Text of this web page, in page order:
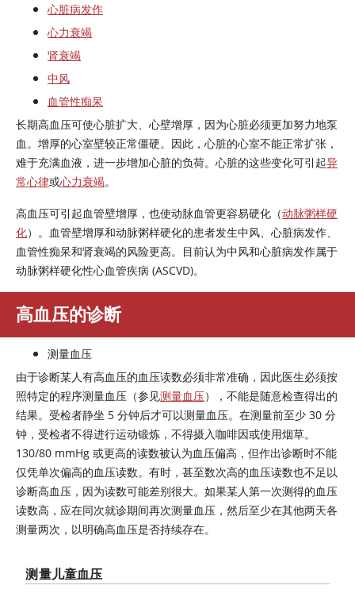
心脏病发作
心力衰竭
肾衰竭
中风
血管性痴呆
长期高血压可使心脏扩大、心壁增厚，因为心脏必须更加努力地泵
血。增厚的心室壁较正常僵硬。因此，心脏的心室不能正常扩张，
难于充满血液，进一步增加心脏的负荷。心脏的这些变化可引起异
常心律或心力衰竭。
高血压可引起血管壁增厚，也使动脉血管更容易硬化（动脉粥样硬
化）。血管壁增厚和动脉粥样硬化的患者发生中风、心脏病发作、
血管性痴呆和肾衰竭的风险更高。目前认为中风和心脏病发作属于
动脉粥样硬化性心血管疾病 (ASCVD)。
高血压的诊断
测量血压
由于诊断某人有高血压的血压读数必须非常准确，因此医生必须按
照特定的程序测量血压（参见测量血压），不能是随意检查得出的
结果。受检者静坐 5 分钟后才可以测量血压。在测量前至少 30 分
钟，受检者不得进行运动锻炼，不得摄入咖啡因或使用烟草。
130/80 mmHg 或更高的读数被认为血压偏高，但作出诊断时不能
仅凭单次偏高的血压读数。有时，甚至数次高的血压读数也不足以
诊断高血压，因为读数可能差别很大。如果某人第一次测得的血压
读数高，应在同次就诊期间再次测量血压，然后至少在其他两天各
测量两次，以明确高血压是否持续存在。
测量儿童血压